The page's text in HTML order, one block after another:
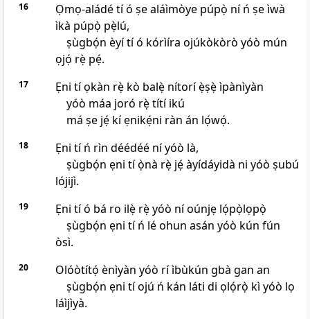
16
Ọmọ-aládé tí ó ṣe aláìmòye púpọ̀ ní ń ṣe ìwà
ìkà púpọ̀ pẹ̀lú,
ṣùgbọ́n èyí tí ó kórìíra ojúkòkòrò yóò mún
ọjọ́ rẹ̀ pẹ́.
17
Ẹni tí ọkàn rẹ̀ kò balẹ̀ nítorí ẹ̀ṣẹ̀ ìpànìyàn
yóò máa joró rẹ̀ títí ikú
má ṣe jẹ́ kí ẹnikẹ́ni ràn án lọ́wọ́.
18
Ẹni tí ń rìn déédéé ní yóò là,
ṣùgbọ́n ẹni tí ọ̀nà rẹ̀ jẹ́ àyídáyidà ni yóò ṣubú
lójijì.
19
Ẹni tí ó bá ro ilẹ̀ rẹ̀ yóò ní oúnjẹ lọ́pọ̀lọpọ̀
ṣùgbọ́n ẹni tí ń lé ohun asán yóò kún fún
òsì.
20
Olóòtítọ́ ènìyàn yóò rí ìbùkún gbà gan an
ṣùgbọ́n ẹni tí ojú ń kán láti di ọlọ́rọ̀ kì yóò lọ
láìjìyà.